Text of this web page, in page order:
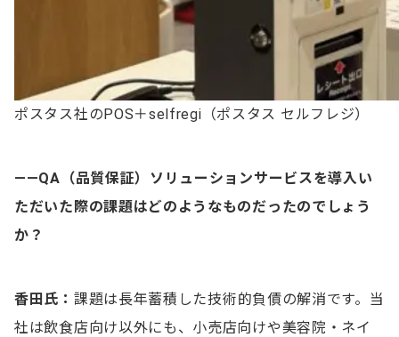
ポスタス社のPOS＋selfregi（ポスタス セルフレジ）
——QA（品質保証）ソリューションサービスを導入い
ただいた際の課題はどのようなものだったのでしょう
か？
香田氏： 課題は長年蓄積した技術的負債の解消です。当
社は飲食店向け以外にも、小売店向けや美容院・ネイ